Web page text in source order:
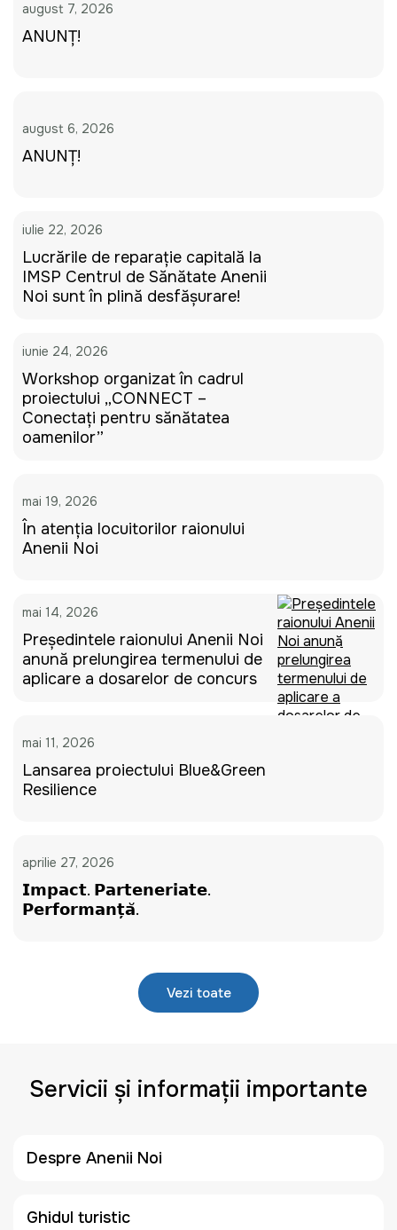
august 7, 2026
ANUNȚ!
august 6, 2026
ANUNȚ!
iulie 22, 2026
Lucrările de reparație capitală la
IMSP Centrul de Sănătate Anenii
Noi sunt în plină desfășurare!
iunie 24, 2026
Workshop organizat în cadrul
proiectului „CONNECT –
Conectați pentru sănătatea
oamenilor”
mai 19, 2026
În atenția locuitorilor raionului
Anenii Noi
mai 14, 2026
Președintele raionului Anenii Noi
anunță prelungirea termenului de
aplicare a dosarelor de concurs
mai 11, 2026
Lansarea proiectului Blue&Green
Resilience
aprilie 27, 2026
𝗜𝗺𝗽𝗮𝗰𝘁. 𝗣𝗮𝗿𝘁𝗲𝗻𝗲𝗿𝗶𝗮𝘁𝗲.
𝗣𝗲𝗿𝗳𝗼𝗿𝗺𝗮𝗻𝘁̦𝗮̆.
Vezi toate
Servicii și informații importante
Despre Anenii Noi
Ghidul turistic